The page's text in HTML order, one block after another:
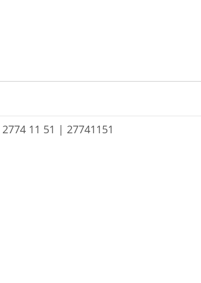
11 51 | 27741151